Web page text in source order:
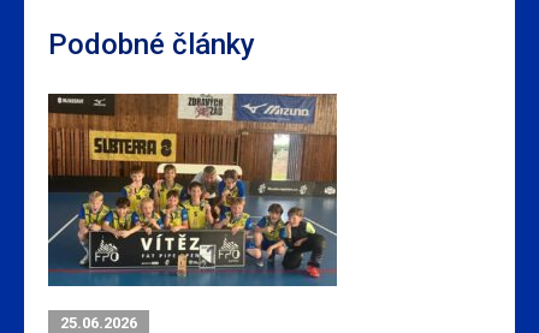
Podobné články
25.06.2026